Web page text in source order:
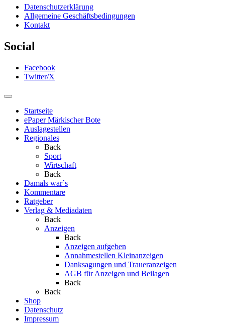
Datenschutzerklärung
Allgemeine Geschäftsbedingungen
Kontakt
Social
Facebook
Twitter/X
Startseite
ePaper Märkischer Bote
Auslagestellen
Regionales
Back
Sport
Wirtschaft
Back
Damals war´s
Kommentare
Ratgeber
Verlag & Mediadaten
Back
Anzeigen
Back
Anzeigen aufgeben
Annahmestellen Kleinanzeigen
Danksagungen und Traueranzeigen
AGB für Anzeigen und Beilagen
Back
Back
Shop
Datenschutz
Impressum